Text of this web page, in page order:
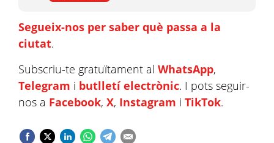
Segueix-nos per saber què passa a la
ciutat.
Subscriu-te gratuïtament al WhatsApp,
Telegram i butlletí electrònic. I pots seguir-
nos a Facebook, X, Instagram i TikTok.